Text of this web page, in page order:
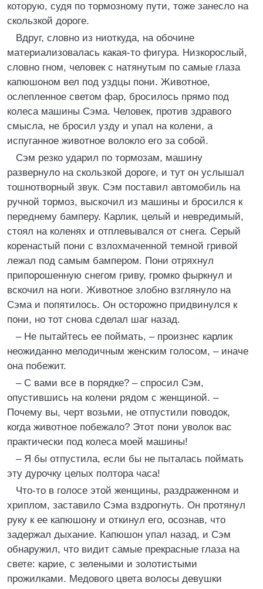
которую, судя по тормозному пути, тоже занесло на
скользкой дороге.
Вдруг, словно из ниоткуда, на обочине
материализовалась какая-то фигура. Низкорослый,
словно гном, человек с натянутым по самые глаза
капюшоном вел под уздцы пони. Животное,
ослепленное светом фар, бросилось прямо под
колеса машины Сэма. Человек, против здравого
смысла, не бросил узду и упал на колени, а
испуганное животное волокло его за собой.
Сэм резко ударил по тормозам, машину
развернуло на скользкой дороге, и тут он услышал
тошнотворный звук. Сэм поставил автомобиль на
ручной тормоз, выскочил из машины и бросился к
переднему бамперу. Карлик, целый и невредимый,
стоял на коленях и отплевывался от снега. Серый
коренастый пони с взлохмаченной темной гривой
лежал под самым бампером. Пони отряхнул
припорошенную снегом гриву, громко фыркнул и
вскочил на ноги. Животное злобно взглянуло на
Сэма и попятилось. Он осторожно придвинулся к
пони, но тот снова сделал шаг назад.
– Не пытайтесь ее поймать, – произнес карлик
неожиданно мелодичным женским голосом, – иначе
она побежит.
– С вами все в порядке? – спросил Сэм,
опустившись на колени рядом с женщиной. –
Почему вы, черт возьми, не отпустили поводок,
когда животное побежало? Этот пони уволок вас
практически под колеса моей машины!
– Я бы отпустила, если бы не пыталась поймать
эту дурочку целых полтора часа!
Что-то в голосе этой женщины, раздраженном и
хриплом, заставило Сэма вздрогнуть. Он протянул
руку к ее капюшону и откинул его, осознав, что
задержал дыхание. Капюшон упал назад, и Сэм
обнаружил, что видит самые прекрасные глаза на
свете: карие, с зелеными и золотистыми
прожилками. Медового цвета волосы девушки